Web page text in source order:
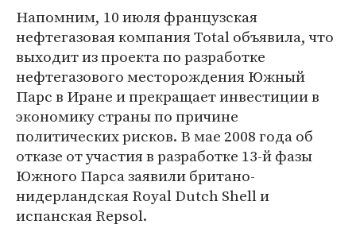
Напомним, 10 июля французская
нефтегазовая компания Total объявила, что
выходит из проекта по разработке
нефтегазового месторождения Южный
Парс в Иране и прекращает инвестиции в
экономику страны по причине
политических рисков. В мае 2008 года об
отказе от участия в разработке 13-й фазы
Южного Парса заявили британо-
нидерландская Royal Dutch Shell и
испанская Repsol.